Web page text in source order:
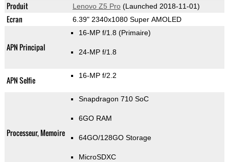
Produit Lenovo Z5 Pro(Launched 2018-11-01)
Ecran 6.39" 2340x1080 Super AMOLED
APN Principal
16-MP f/1.8 (Primaire)
24-MP f/1.8
APN Selfie 16-MP f/2.2
Processeur, Memoire
Snapdragon 710 SoC
6GO RAM
64GO/128GO Storage
MicroSDXC